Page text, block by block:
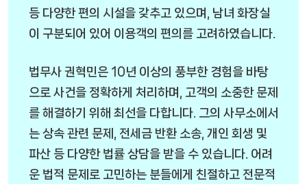
등 다양한 편의 시설을 갖추고 있으며, 남녀 화장실
이 구분되어 있어 이용객의 편의를 고려하였습니다.
법무사 권혁민은 10년 이상의 풍부한 경험을 바탕
으로 사건을 정확하게 처리하며, 고객의 소중한 문제
를 해결하기 위해 최선을 다합니다. 그의 사무소에서
는 상속 관련 문제, 전세금 반환 소송, 개인 회생 및
파산 등 다양한 법률 상담을 받을 수 있습니다. 어려
운 법적 문제로 고민하는 분들에게 친절하고 전문적